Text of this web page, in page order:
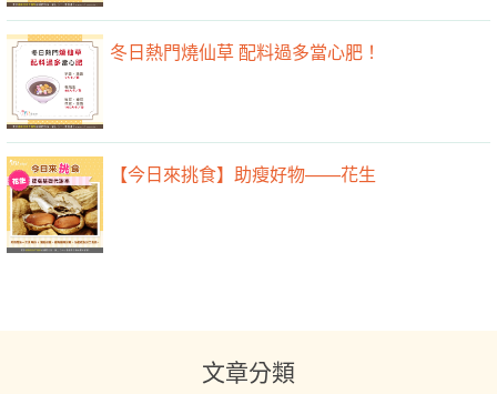
冬日熱門燒仙草 配料過多當心肥！
【今日來挑食】助瘦好物——花生
文章分類